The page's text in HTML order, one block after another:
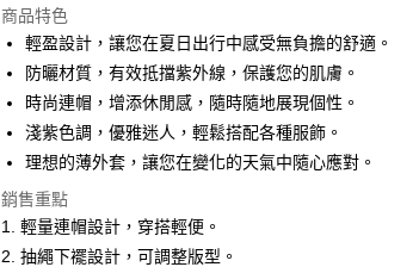
LINE Pay
Apple Pay
悠遊付
ATM付款
運送方式
商品特色
輕盈設計，讓您在夏日出行中感受無負擔的舒適。
防曬材質，有效抵擋紫外線，保護您的肌膚。
時尚連帽，增添休閒感，隨時隨地展現個性。
淺紫色調，優雅迷人，輕鬆搭配各種服飾。
理想的薄外套，讓您在變化的天氣中隨心應對。
銷售重點
1. 輕量連帽設計，穿搭輕便。
2. 抽繩下襬設計，可調整版型。